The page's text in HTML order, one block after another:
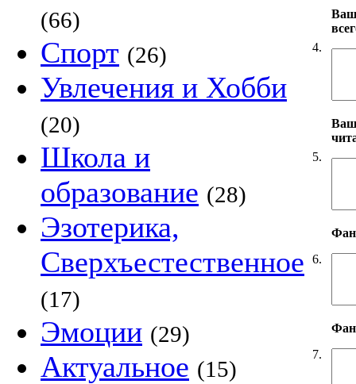
(66)
Спорт (26)
Увлечения и Хобби
(20)
Школа и
образование (28)
Эзотерика,
Сверхъестественное
(17)
Эмоции (29)
Актуальное (15)
4.
Ваш
5.
Ваш
6.
7.